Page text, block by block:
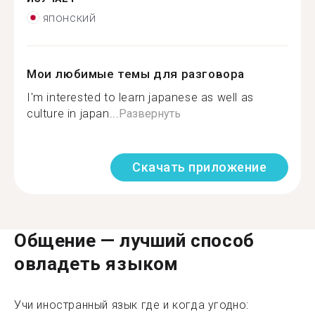
японский
Мои любимые темы для разговора
I'm interested to learn japanese as well as
culture in japan... Развернуть
Скачать приложение
Общение — лучший способ
овладеть языком
Учи иностранный язык где и когда угодно: